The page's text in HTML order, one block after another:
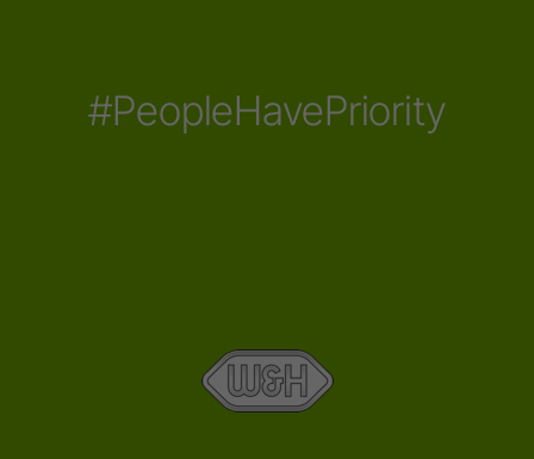
#PeopleHavePriority